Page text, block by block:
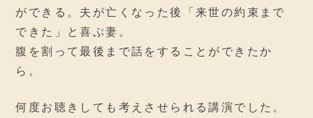
ができる。夫が亡くなった後「来世の約束まで
できた」と喜ぶ妻。
腹を割って最後まで話をすることができたか
ら。
何度お聴きしても考えさせられる講演でした。